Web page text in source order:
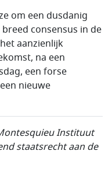
om een dusdanig
consensus in de
aanzienlijk
na een
een forse
nieuwe
Instituut
staatsrecht aan de